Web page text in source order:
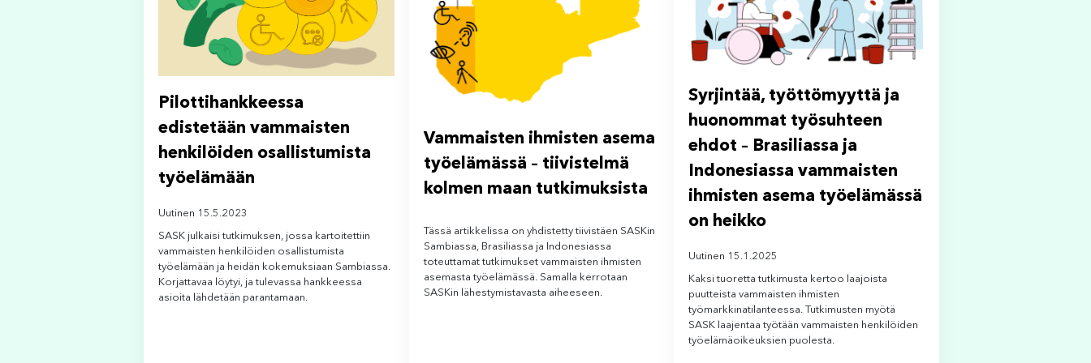
Pilottihankkeessa
edistetään vammaisten
henkilöiden osallistumista
työelämään
Uutinen 15.5.2023
SASK julkaisi tutkimuksen, jossa kartoitettiin
vammaisten henkilöiden osallistumista
työelämään ja heidän kokemuksiaan Sambiassa.
Korjattavaa löytyi, ja tulevassa hankkeessa
asioita lähdetään parantamaan.
Vammaisten ihmisten asema
työelämässä – tiivistelmä
kolmen maan tutkimuksista
Tässä artikkelissa on yhdistetty tiivistäen SASKin
Sambiassa, Brasiliassa ja Indonesiassa
toteuttamat tutkimukset vammaisten ihmisten
asemasta työelämässä. Samalla kerrotaan
SASKin lähestymistavasta aiheeseen.
Syrjintää, työttömyyttä ja
huonommat työsuhteen
ehdot – Brasiliassa ja
Indonesiassa vammaisten
ihmisten asema työelämässä
on heikko
Uutinen 15.1.2025
Kaksi tuoretta tutkimusta kertoo laajoista
puutteista vammaisten ihmisten
työmarkkinatilanteessa. Tutkimusten myötä
SASK laajentaa työtään vammaisten henkilöiden
työelämäoikeuksien puolesta.